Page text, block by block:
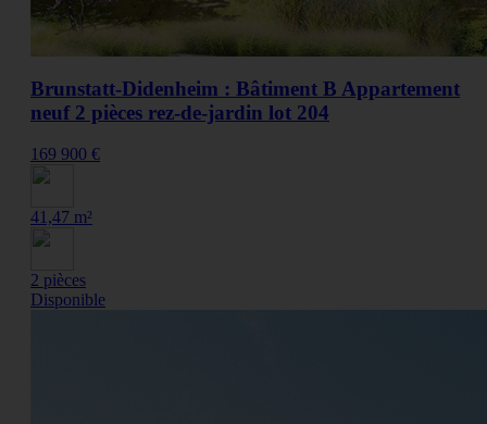
Brunstatt-Didenheim : Bâtiment B Appartement
neuf 2 pièces rez-de-jardin lot 204
169 900 €
41,47 m²
2 pièces
Disponible